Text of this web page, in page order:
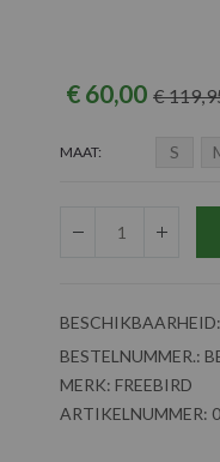
€ 60,00 €
MAAT S
BESCHIKBAARHEID:
BESTELNUMMER.:
MERK: FREEBIRD
ARTIKELNUMMER: